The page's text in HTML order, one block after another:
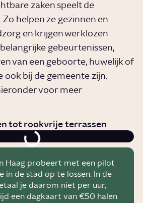
zaken speelt de
helpen ze gezinnen en
en krijgen werklozen
gebeurtenissen,
van een geboorte, huwelijk of
ook bij de gemeente zijn.
voor meer
tot rookvrije terrassen
Haag probeert met een pilot
in de stad op te lossen. In de
je daarom niet per uur,
een dagkaart van €50 halen